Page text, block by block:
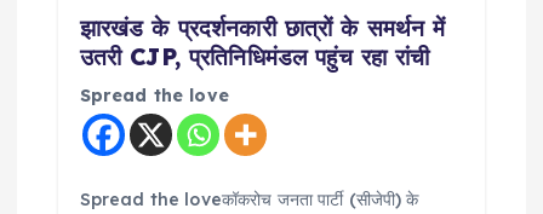
झारखंड के प्रदर्शनकारी छात्रों के समर्थन में
उतरी CJP, प्रतिनिधिमंडल पहुंच रहा रांची
Spread the love
Spread the loveकॉकरोच जनता पार्टी (सीजेपी) के